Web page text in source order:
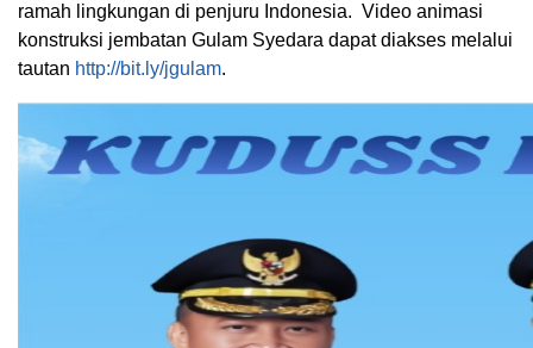
ramah lingkungan di penjuru Indonesia. Video animasi
konstruksi jembatan Gulam Syedara dapat diakses melalui
tautan http://bit.ly/jgulam.